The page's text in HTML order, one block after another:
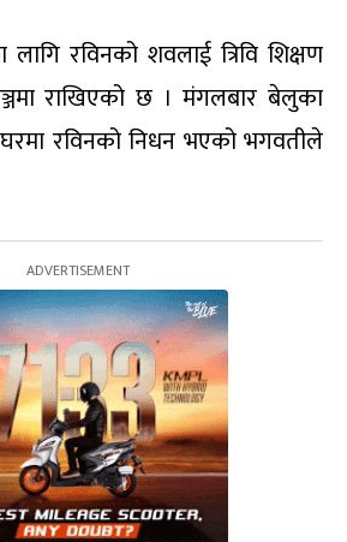
लागि रविनको शवलाई त्रिवि शिक्षण
राखिएको छ । मंगलबार बेलुका
रविनको निधन भएको भगवतीले